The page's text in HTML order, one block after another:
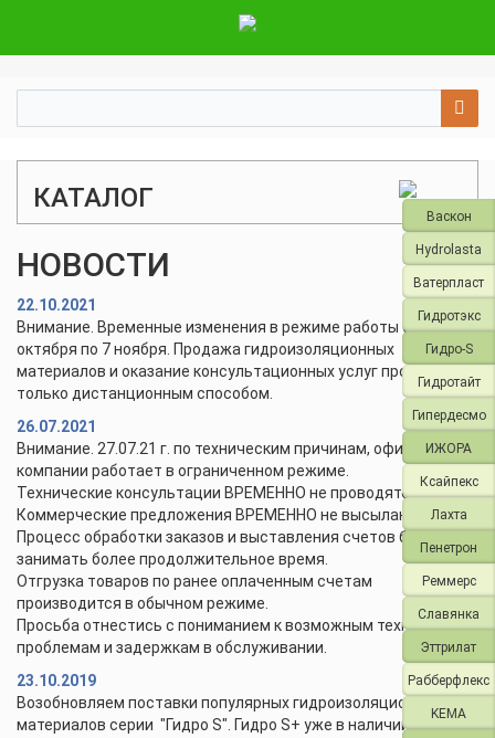
Васкон
Hydrolasta
Ватерпласт
Гидротэкс
Гидро-S
Гидротайт
Гипердесмо
ИЖОРА
Ксайпекс
Лахта
Пенетрон
Реммерс
Славянка
Эттрилат
Рабберфлекс
KEMA
КАТАЛОГ
НОВОСТИ
22.10.2021
Внимание. Временные изменения в режиме работы с 28
октября по 7 ноября. Продажа гидроизоляционных
материалов и оказание консультационных услуг проводится
только дистанционным способом.
26.07.2021
Внимание. 27.07.21 г. по техническим причинам, офис и склад
компании работает в ограниченном режиме.
Технические консультации ВРЕМЕННО не проводятся.
Коммерческие предложения ВРЕМЕННО не высылаются.
Процесс обработки заказов и выставления счетов будет
занимать более продолжительное время.
Отгрузка товаров по ранее оплаченным счетам
производится в обычном режиме.
Просьба отнестись с пониманием к возможным техническим
проблемам и задержкам в обслуживании.
23.10.2019
Возобновляем поставки популярных гидроизоляционных
материалов серии "Гидро S". Гидро S+ уже в наличии.